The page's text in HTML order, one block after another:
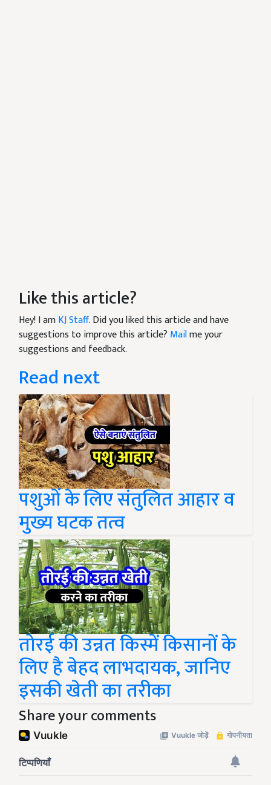
Like this article?
Hey! I amKJ Staff. Did you liked this article and have
suggestions to improve this article? Mailme your
suggestions and feedback.
Read next
पशुओं के लिए संतुलित आहार व
मुख्य घटक तत्व
तोरई की उन्नत किस्में किसानों के
लिए है बेहद लाभदायक, जानिए
इसकी खेती का तरीका
Share your comments